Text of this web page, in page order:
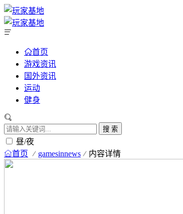
首页
游戏资讯
国外资讯
运动
健身
搜 索
昼/夜
首页 gamesinnews 内容详情